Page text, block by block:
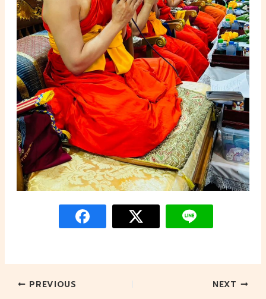
PREVIOUS NEXT